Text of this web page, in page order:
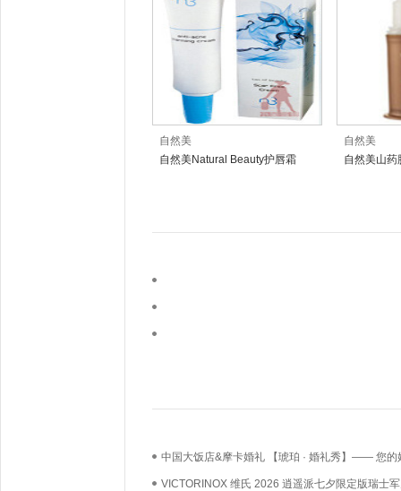
自然美
自然美Natural Beauty护唇霜
自然美
自然美山药
中国大饭店&摩卡婚礼 【琥珀 · 婚礼秀】—— 您的
礼，我们用心如己
VICTORINOX 维氏 2026 逍遥派七夕限定版瑞士